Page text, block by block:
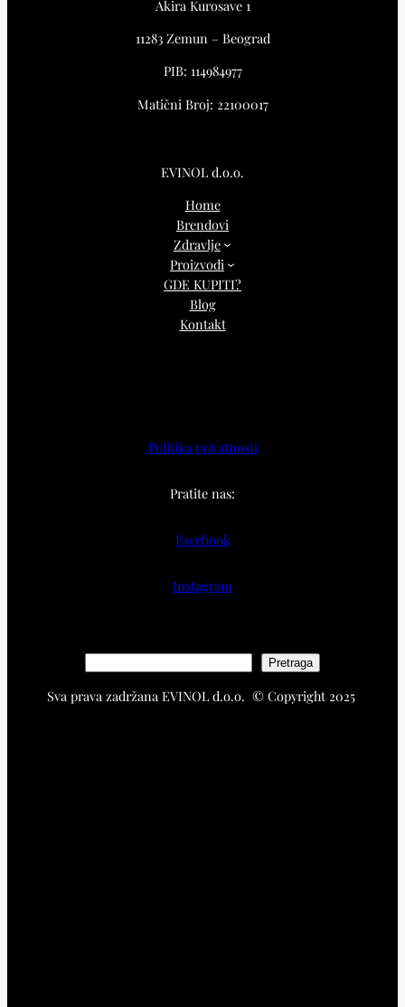
Akira Kurosave 1
11283 Zemun – Beograd
PIB: 114984977
Matični Broj: 22100017
EVINOL d.o.o.
Home
Brendovi
Zdravlje
Proizvodi
GDE KUPITI?
Blog
Kontakt
Politika privatnosti
Pratite nas:
Facebook
Instagram
a
Pretraga
Sva prava zadržana EVINOL d.o.o. © Copyright 2025